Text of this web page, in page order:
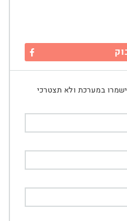
במערכת ולא תצטרכי